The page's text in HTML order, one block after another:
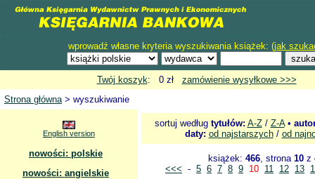
wprowadź własne kryteria wyszukiwania książek: (jak
Twój koszyk: 0 zł zamówienie wysyłkowe >>>
Strona główna> wyszukiwanie
English version
nowości: polskie
nowości: angielskie
sortuj według tytułów: A-Z/ Z-A•
daty: od najstarszych/ od
książek: 466, strona 10z
<<< - 5 6 7 8 9 10 11 12 13